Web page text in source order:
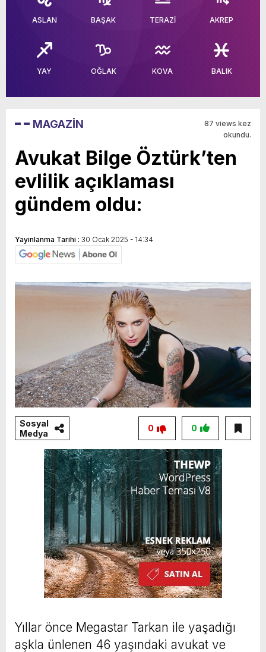
ASLAN BAŞAK TERAZİ AKREP
YAY OĞLAK KOVA BALIK
MAGAZİN
87 views kez
okundu.
Avukat Bilge Öztürk’ten
evlilik açıklaması
gündem oldu:
Yayınlanma Tarihi : 30 Ocak 2025 - 14:34
Sosyal
Medya
0
0
Yıllar önce Megastar Tarkan ile yaşadığı
aşkla ünlenen 46 yaşındaki avukat ve